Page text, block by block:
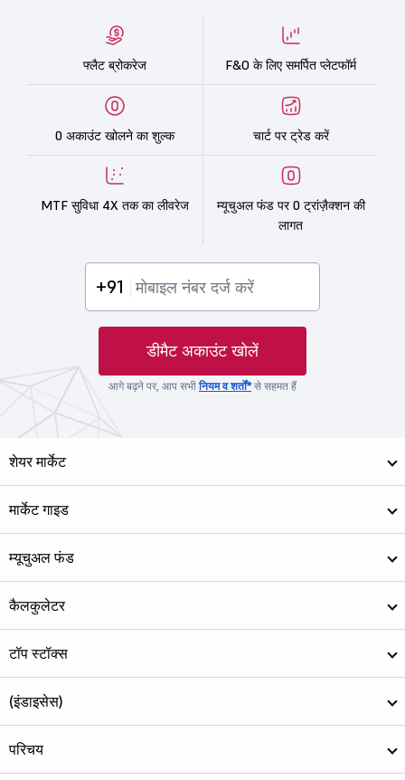
फ्लैट ब्रोकरेज F&O के लिए समर्पित प्लेटफॉर्म
0 अकाउंट खोलने का शुल्क चार्ट पर ट्रेड करें
MTF सुविधा 4X तक का लीवरेज
म्यूचुअल फंड पर 0 ट्रांज़ैक्शन की
लागत
+91
डीमैट अकाउंट खोलें
आगे बढ़ने पर, आप सभीनियम व शर्तों*से सहमत हैं
शेयर मार्केट
मार्केट गाइड
म्यूचुअल फंड
कैलकुलेटर
टॉप स्टॉक्स
(इंडाइसेस)
परिचय